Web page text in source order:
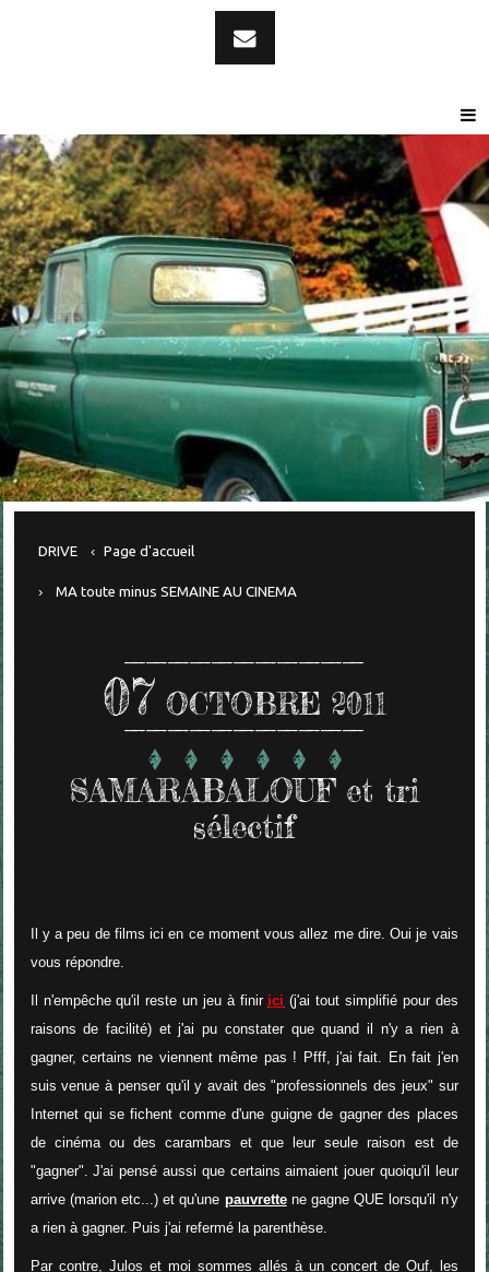
DRIVE Page d'accueil
MA toute minus SEMAINE AU CINEMA
07 OCTOBRE 2011
SAMARABALOUF et tri
sélectif
Il y a peu de films ici en ce moment vous allez me dire. Oui je vais
vous répondre.
Il n'empêche qu'il reste un jeu à finir ici (j'ai tout simplifié pour des
raisons de facilité) et j'ai pu constater que quand il n'y a rien à
gagner, certains ne viennent même pas ! Pfff, j'ai fait. En fait j'en
suis venue à penser qu'il y avait des "professionnels des jeux" sur
Internet qui se fichent comme d'une guigne de gagner des places
de cinéma ou des carambars et que leur seule raison est de
"gagner". J'ai pensé aussi que certains aimaient jouer quoiqu'il leur
arrive (marion etc...) et qu'une pauvrettene gagne QUE lorsqu'il n'y
a rien à gagner. Puis j'ai refermé la parenthèse.
Par contre, Julos et moi sommes allés à un concert de Ouf, les